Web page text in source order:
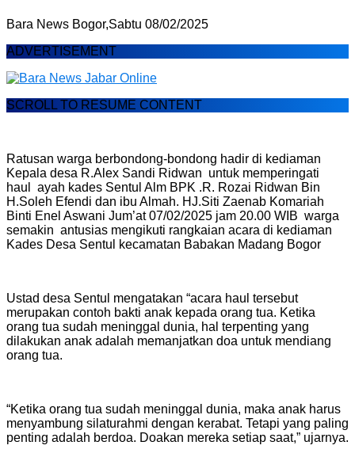
Bara News Bogor,Sabtu 08/02/2025
ADVERTISEMENT
SCROLL TO RESUME CONTENT
Ratusan warga berbondong-bondong hadir di kediaman
Kepala desa R.Alex Sandi Ridwan untuk memperingati
haul ayah kades Sentul Alm BPK .R. Rozai Ridwan Bin
H.Soleh Efendi dan ibu Almah. HJ.Siti Zaenab Komariah
Binti Enel Aswani Jum’at 07/02/2025 jam 20.00 WIB warga
semakin antusias mengikuti rangkaian acara di kediaman
Kades Desa Sentul kecamatan Babakan Madang Bogor
Ustad desa Sentul mengatakan “acara haul tersebut
merupakan contoh bakti anak kepada orang tua. Ketika
orang tua sudah meninggal dunia, hal terpenting yang
dilakukan anak adalah memanjatkan doa untuk mendiang
orang tua.
“Ketika orang tua sudah meninggal dunia, maka anak harus
menyambung silaturahmi dengan kerabat. Tetapi yang paling
penting adalah berdoa. Doakan mereka setiap saat,” ujarnya.